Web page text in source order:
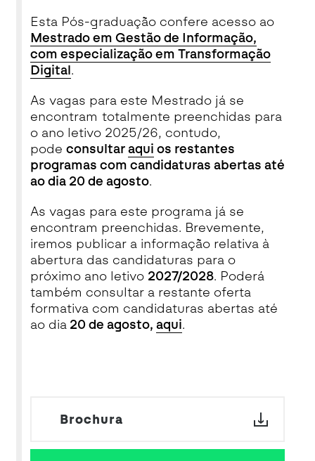
Esta Pós-graduação confere acesso ao
Mestrado em Gestão de Informação,
com especialização em Transformação
Digital.
As vagas para este Mestrado já se
encontram totalmente preenchidas para
o ano letivo 2025/26, contudo,
pode consultaraqui os restantes
programas com candidaturas abertas até
ao dia 20 de agosto.
As vagas para este programa já se
encontram preenchidas. Brevemente,
iremos publicar a informação relativa à
abertura das candidaturas para o
próximo ano letivo 2027/2028. Poderá
também consultar a restante oferta
formativa com candidaturas abertas até
ao dia20 de agosto, aqui.
Brochura